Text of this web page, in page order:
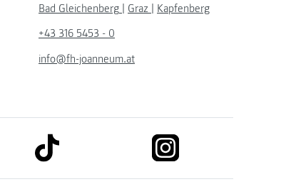
Bad Gleichenberg | Graz | Kapfenberg
+43 316 5453 - 0
info@fh-joanneum.at
link to tiktok